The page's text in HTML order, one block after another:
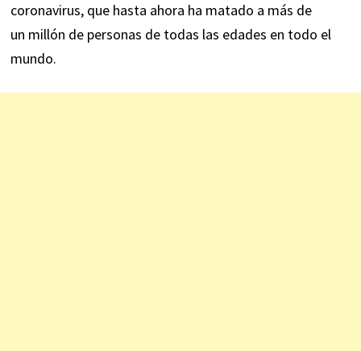
coronavirus, que hasta ahora ha matado a más de
un millón de personas de todas las edades en todo el
mundo.